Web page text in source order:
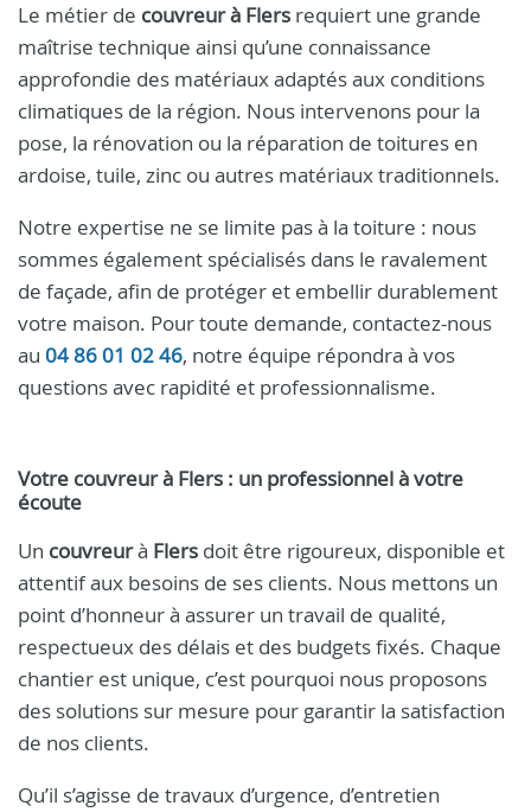
Le métier de couvreur à Flers requiert une grande
maîtrise technique ainsi qu’une connaissance
approfondie des matériaux adaptés aux conditions
climatiques de la région. Nous intervenons pour la
pose, la rénovation ou la réparation de toitures en
ardoise, tuile, zinc ou autres matériaux traditionnels.
Notre expertise ne se limite pas à la toiture : nous
sommes également spécialisés dans le ravalement
de façade, afin de protéger et embellir durablement
votre maison. Pour toute demande, contactez-nous
au 04 86 01 02 46, notre équipe répondra à vos
questions avec rapidité et professionnalisme.
Votre couvreurà Flers : un professionnel à votre
écoute
Un couvreurà Flers doit être rigoureux, disponible et
attentif aux besoins de ses clients. Nous mettons un
point d’honneur à assurer un travail de qualité,
respectueux des délais et des budgets fixés. Chaque
chantier est unique, c’est pourquoi nous proposons
des solutions sur mesure pour garantir la satisfaction
de nos clients.
Qu’il s’agisse de travaux d’urgence, d’entretien